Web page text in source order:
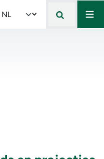
Select your language